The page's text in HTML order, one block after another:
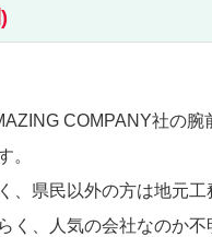
COMPANY社の腕
。
、県民以外の方は地元工
く、人気の会社なのか不